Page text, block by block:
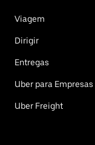
Viagem
Dirigir
Entregas
Uber para Empresas
Uber Freight